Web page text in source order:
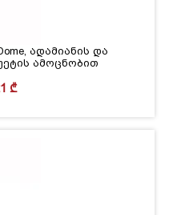
ადამიანის და
ამოცნობით
₾